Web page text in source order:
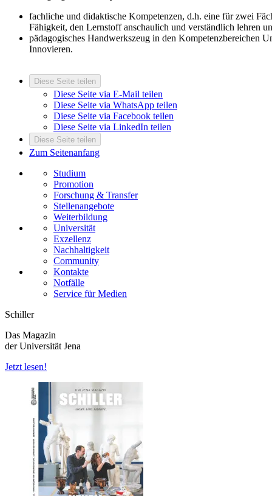
fachliche und didaktische Kompetenzen, d.h. eine für zwei
Fähigkeit, den Lernstoff anschaulich und verständlich lehren
pädagogisches Handwerkszeug in den Kompetenzbereichen
Innovieren.
Diese Seite teilen
Diese Seite via E-Mail teilen
Diese Seite via WhatsApp teilen
Diese Seite via Facebook teilen
Diese Seite via LinkedIn teilen
Diese Seite teilen
Zum Seitenanfang
Studium
Promotion
Forschung & Transfer
Stellenangebote
Weiterbildung
Universität
Exzellenz
Nachhaltigkeit
Community
Kontakte
Notfälle
Service für Medien
Schiller
Das Magazin
der Universität Jena
Jetzt lesen!